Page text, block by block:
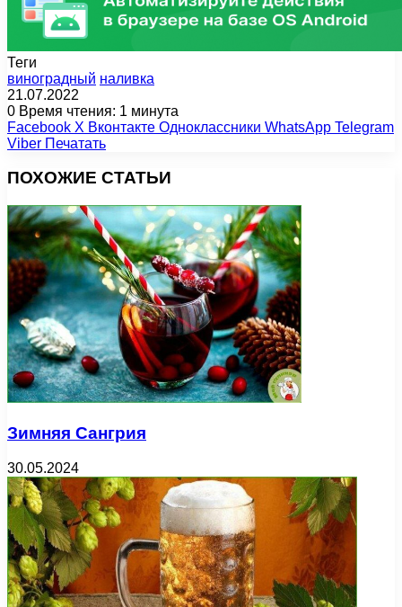
Теги
виноградный наливка
21.07.2022
0 Время чтения: 1 минута
Facebook X Вконтакте Одноклассники WhatsApp Telegram
Viber Печатать
ПОХОЖИЕ СТАТЬИ
Зимняя Сангрия
30.05.2024